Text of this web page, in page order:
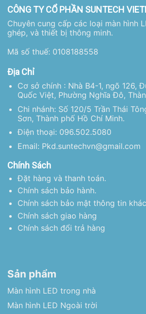
CÔNG TY CỔ PHẦN SUNTECH
Chuyên cung cấp các loại màn hình
ghép, và thiết bị thông minh.
Mã số thuế: 0108188558
Địa Chỉ
Cơ sở chính : Nhà B4-1, ngõ 126,
Quốc Việt, Phường Nghĩa Đô,
Chi nhánh: Số 120/5 Trần Thái
Sơn, Thành phố Hồ Chí Minh.
Điện thoại: 096.502.5080
Email: Pkd.suntechvn@gmail.com
Chính Sách
Đặt hàng và thanh toán.
Chính sách bảo hành.
Chính sách bảo mật thông tin
Chính sách giao hàng
Chính sách đổi trả hàng
Sản phẩm
Màn hình LED trong nhà
Màn hình LED Ngoài trời